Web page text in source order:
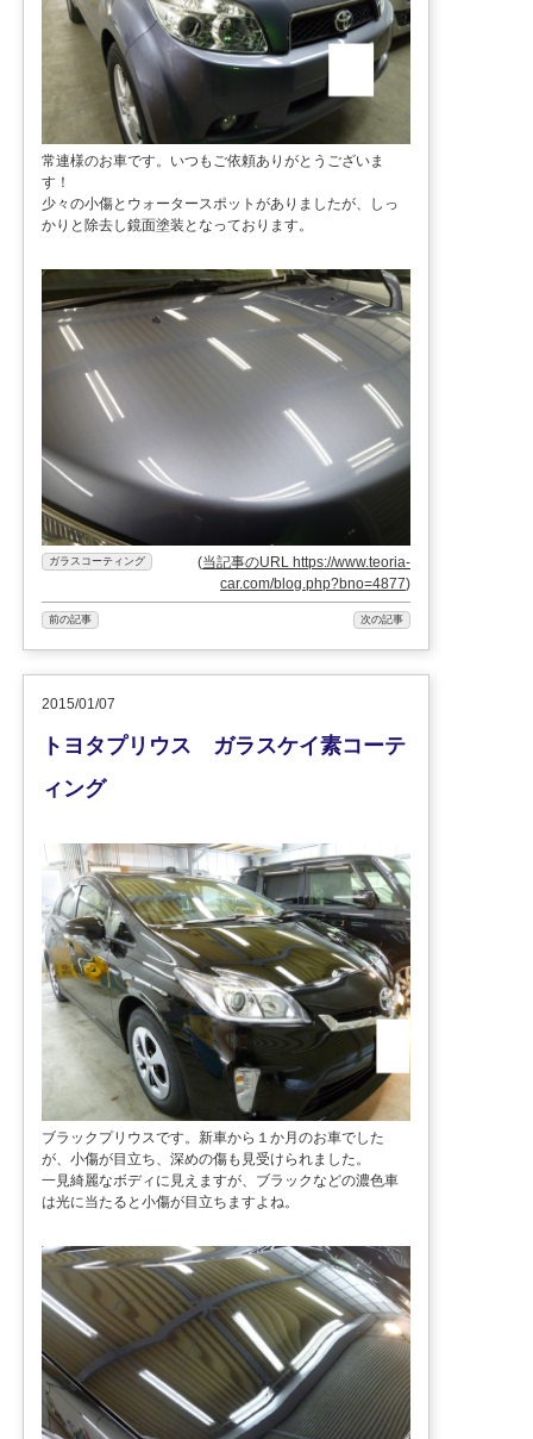
常連様のお車です。いつもご依頼ありがとうございま
す！
少々の小傷とウォータースポットがありましたが、しっ
かりと除去し鏡面塗装となっております。
ガラスコーティング (当記事のURL https://www.teoria-
car.com/blog.php?bno=4877)
前の記事 次の記事
2015/01/07
トヨタプリウス ガラスケイ素コーテ
ィング
ブラックプリウスです。新車から１か月のお車でした
が、小傷が目立ち、深めの傷も見受けられました。
一見綺麗なボディに見えますが、ブラックなどの濃色車
は光に当たると小傷が目立ちますよね。